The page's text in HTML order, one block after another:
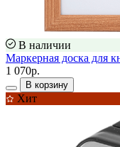
В наличии
Маркерная доска для
1 070р.
В корзину
Хит